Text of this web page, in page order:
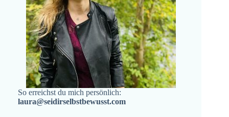
So erreichst du mich persönlich:
laura@seidirselbstbewusst.com